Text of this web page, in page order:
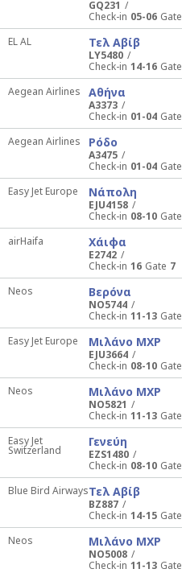
GQ231
Check-in 05-06 Gate
EL AL
LY5480
Τελ Αβίβ
Check-in 14-16 Gate
Aegean Airlines
A3373
Αθήνα
Check-in 01-04 Gate
Aegean Airlines
A3475
Ρόδο
Check-in 01-04 Gate
Easy Jet Europe
EJU4158
Νάπολη
Check-in 08-10 Gate
airHaifa
E2742
Χάιφα
Check-in 16 Gate 7
Neos
NO5744
Βερόνα
Check-in 11-13 Gate
Easy Jet Europe
EJU3664
Μιλάνο MXP
Check-in 08-10 Gate
Neos
NO5821
Μιλάνο MXP
Check-in 11-13 Gate
Easy Jet
Switzerland EZS1480
Γενεύη
Check-in 08-10 Gate
Blue Bird Airways
BZ887
Τελ Αβίβ
Check-in 14-15 Gate
Neos
NO5008
Μιλάνο MXP
Check-in 11-13 Gate